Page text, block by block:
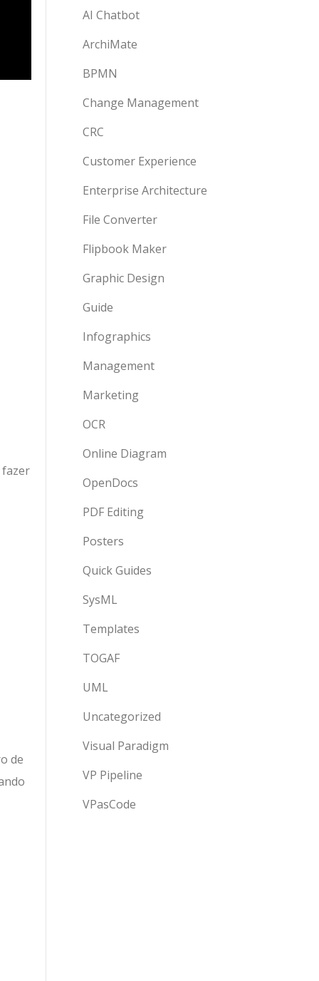
fazer
de
AI Chatbot
ArchiMate
BPMN
Change Management
CRC
Customer Experience
Enterprise Architecture
File Converter
Flipbook Maker
Graphic Design
Guide
Infographics
Management
Marketing
OCR
Online Diagram
OpenDocs
PDF Editing
Posters
Quick Guides
SysML
Templates
TOGAF
UML
Uncategorized
Visual Paradigm
VP Pipeline
VPasCode